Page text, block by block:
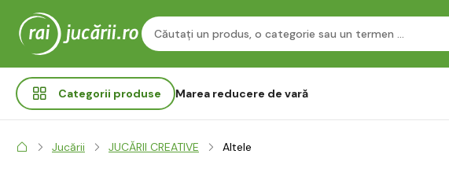
Categorii produse Marea reducere de vară
Jucării JUCĂRII CREATIVE Altele